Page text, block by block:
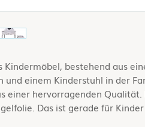
Kindermöbel, bestehend aus
und einem Kinderstuhl in der
einer hervorragenden Qualität.
Das ist gerade für